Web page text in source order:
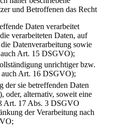
und Betroffenen das Recht
Daten verarbeitet
verarbeiteten Daten, auf
Datenverarbeitung sowie
Art. 15 DSGVO);
unrichtiger bzw.
Art. 16 DSGVO);
der sie betreffenden Daten
alternativ, soweit eine
Art. 17 Abs. 3 DSGVO
der Verarbeitung nach